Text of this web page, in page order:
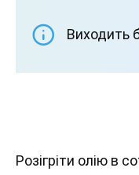
Виходить
Розігріти олію в